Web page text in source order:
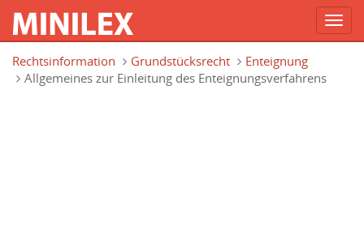
Rechtsinformation
Grundstücksrecht
Enteignung
Allgemeines zur Einleitung des Enteignungsverfahrens